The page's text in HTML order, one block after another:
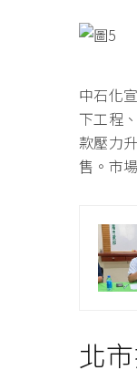
中石化
下工程
款壓力
售。市
北